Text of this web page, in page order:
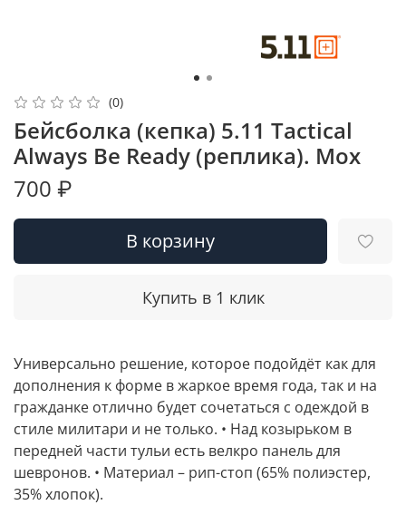
(0)
Бейсболка (кепка) 5.11 Tactical
Always Be Ready (реплика). Мох
700 ₽
В корзину
Купить в 1 клик
Универсально решение, которое подойдёт как для
дополнения к форме в жаркое время года, так и на
гражданке отлично будет сочетаться с одеждой в
стиле милитари и не только. • Над козырьком в
передней части тульи есть велкро панель для
шевронов. • Материал – рип-стоп (65% полиэстер,
35% хлопок).